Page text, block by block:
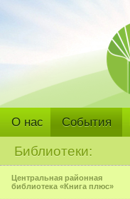
О нас События
Библиотеки:
Центральная районная
библиотека «Книга плюс»